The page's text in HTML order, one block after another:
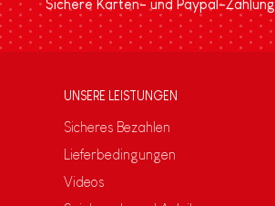
Sichere Karten- und Paypal-Zahlung
UNSERE LEISTUNGEN
Sicheres Bezahlen
Lieferbedingungen
Videos